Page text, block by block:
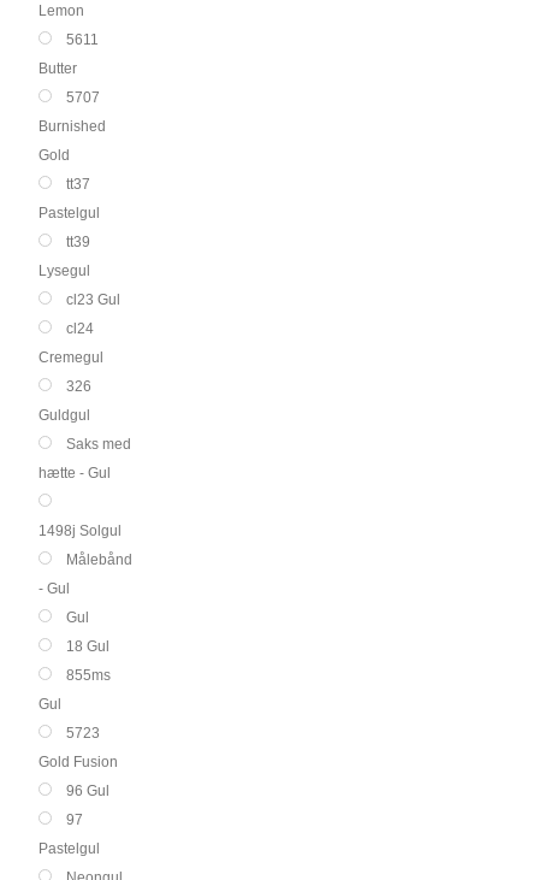
Lemon
5611
Butter
5707
Burnished
Gold
tt37
Pastelgul
tt39
Lysegul
cl23 Gul
cl24
Cremegul
326
Guldgul
Saks med
hætte - Gul
1498j Solgul
Målebånd
- Gul
Gul
18 Gul
855ms
Gul
5723
Gold Fusion
96 Gul
97
Pastelgul
Neongul